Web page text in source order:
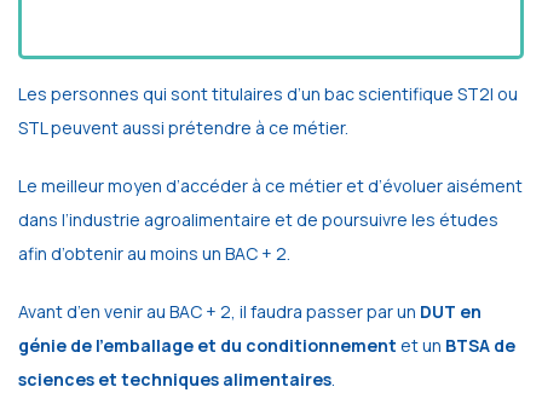
Les personnes qui sont titulaires d’un bac scientifique ST2I ou
STL peuvent aussi prétendre à ce métier.
Le meilleur moyen d’accéder à ce métier et d’évoluer aisément
dans l’industrie agroalimentaire et de poursuivre les études
afin d’obtenir au moins un BAC + 2.
Avant d’en venir au BAC + 2, il faudra passer par un DUT en
génie de l’emballage et du conditionnement et un BTSA de
sciences et techniques alimentaires